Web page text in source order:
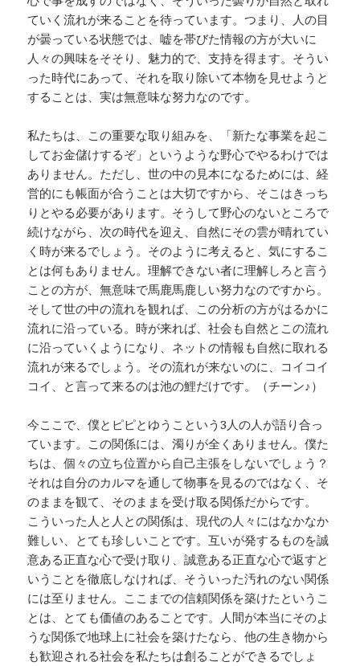
ていく流れが来ることを待っています。つまり、人の目
が曇っている状態では、嘘を帯びた情報の方が大いに
人々の興味をそそり、魅力的で、支持を得ます。そうい
った時代にあって、それを取り除いて本物を見せようと
することは、実は無意味な努力なのです。
私たちは、この重要な取り組みを、「新たな事業を起こ
してお金儲けするぞ」というような野心でやるわけでは
ありません。ただし、世の中の見本になるためには、経
営的にも帳面が合うことは大切ですから、そこはきっち
りとやる必要があります。そうして野心のないところで
続けながら、次の時代を迎え、自然にその雲が晴れてい
く時が来るでしょう。そのように考えると、気にするこ
とは何もありません。理解できない者に理解しろと言う
ことの方が、無意味で馬鹿馬鹿しい努力なのですから。
そして世の中の流れを観れば、この分析の方がはるかに
流れに沿っている。時が来れば、社会も自然とこの流れ
に沿っていくようになり、ネットの情報も自然に取れる
流れが来るでしょう。その流れが来ないのに、コイコイ
コイ、と言って来るのは池の鯉だけです。（チーン♪）
今ここで、僕とピピとゆうこという3人の人が語り合っ
ています。この関係には、濁りが全くありません。僕た
ちは、個々の立ち位置から自己主張をしないでしょう？
それは自分のカルマを通して物事を見るのではなく、そ
のままを観て、そのままを受け取る関係だからです。
こういった人と人との関係は、現代の人々にはなかなか
難しい、とても珍しいことです。互いが発するものを誠
意ある正直な心で受け取り、誠意ある正直な心で返すと
いうことを徹底しなければ、そういった汚れのない関係
には至りません。ここまでの信頼関係を築けたというこ
とは、とても価値のあることです。人間が本当にそのよ
うな関係で地球上に社会を築けたなら、他の生き物から
も歓迎される社会を私たちは創ることができるでしょ